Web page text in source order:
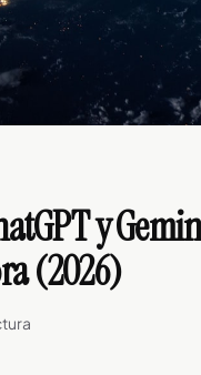
y
(2026)